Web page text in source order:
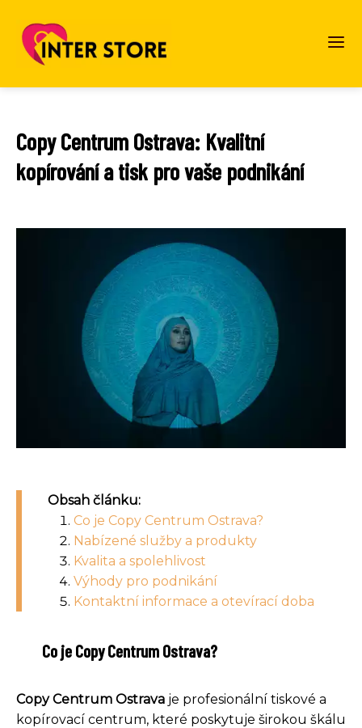
Copy Centrum Ostrava: Kvalitní
kopírování a tisk pro vaše podnikání
Obsah článku:
Co je Copy Centrum Ostrava?
Nabízené služby a produkty
Kvalita a spolehlivost
Výhody pro podnikání
Kontaktní informace a otevírací doba
Co je Copy Centrum Ostrava?
Copy Centrum Ostrava je profesionální tiskové a
kopírovací centrum, které poskytuje širokou škálu